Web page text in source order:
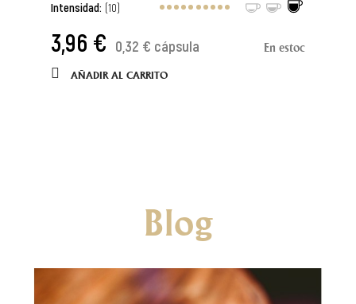
Intensidad: (10)
3,96 € 0,32 € cápsula En estoc
AÑADIR AL CARRITO
Blog